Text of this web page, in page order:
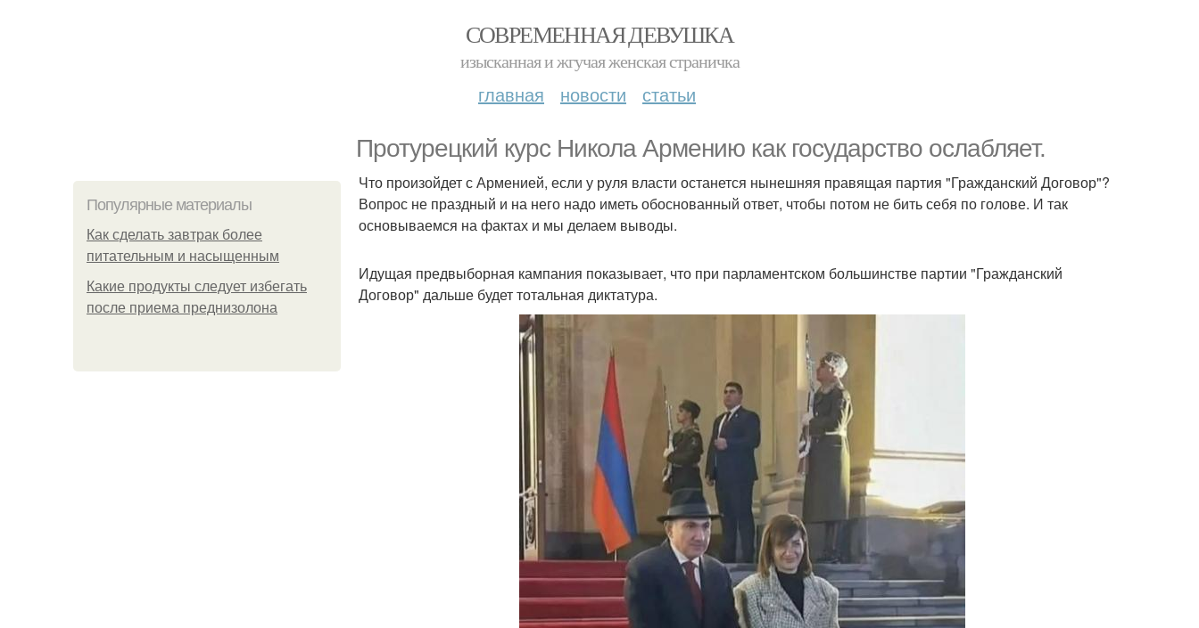
СОВРЕМЕННАЯ ДЕВУШКА
изысканная и жгучая женская страничка
главная новости статьи
Протурецкий курс Никола Армению как государство ослабляет.
Популярные материалы
Как сделать завтрак более
питательным и насыщенным
Какие продукты следует избегать
после приема преднизолона
Что произойдет с Арменией, если у руля власти останется нынешняя правящая партия "Гражданский Договор"?
Вопрос не праздный и на него надо иметь обоснованный ответ, чтобы потом не бить себя по голове. И так
основываемся на фактах и мы делаем выводы.
Идущая предвыборная кампания показывает, что при парламентском большинстве партии "Гражданский
Договор" дальше будет тотальная диктатура.